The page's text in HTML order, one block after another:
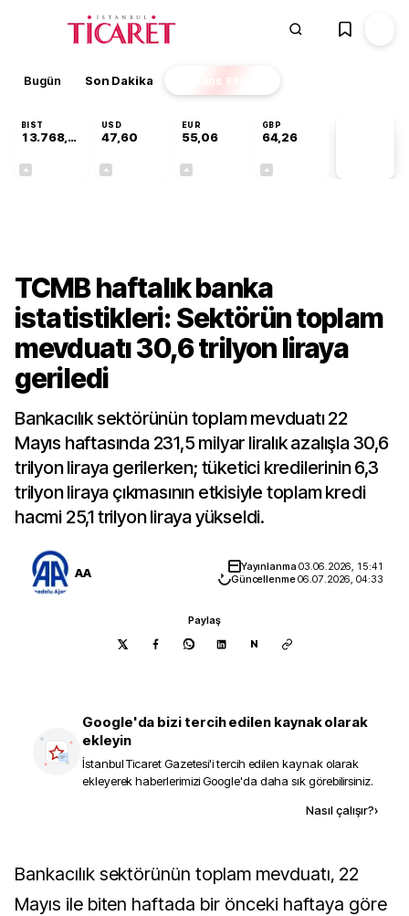
Bugün Son Dakika Finans EKSTRA
BIST
13.768,18
USD
47,60
EUR
55,06
GBP
64,26
TCMB haftalık banka
istatistikleri: Sektörün toplam
mevduatı 30,6 trilyon liraya
geriledi
Bankacılık sektörünün toplam mevduatı 22
Mayıs haftasında 231,5 milyar liralık azalışla 30,6
trilyon liraya gerilerken; tüketici kredilerinin 6,3
trilyon liraya çıkmasının etkisiyle toplam kredi
hacmi 25,1 trilyon liraya yükseldi.
AA Yayınlanma03.06.2026, 15:41
Güncellenme06.07.2026, 04:33
Paylaş
N
Google'da bizi tercih edilen kaynak olarak
ekleyin
İstanbul Ticaret Gazetesi'i tercih edilen kaynak olarak
ekleyerek haberlerimizi Google'da daha sık görebilirsiniz.
Nasıl çalışır?›
Bankacılık sektörünün toplam mevduatı, 22
Mayıs ile biten haftada bir önceki haftaya göre